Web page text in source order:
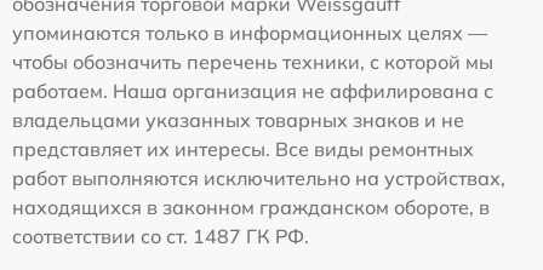
упоминаются только в информационных целях —
чтобы обозначить перечень техники, с которой мы
работаем. Наша организация не аффилирована с
владельцами указанных товарных знаков и не
представляет их интересы. Все виды ремонтных
работ выполняются исключительно на устройствах,
находящихся в законном гражданском обороте, в
соответствии со ст. 1487 ГК РФ.